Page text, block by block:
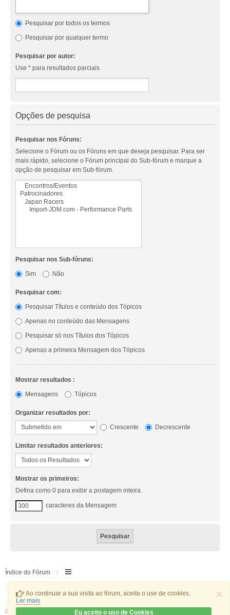
×
Ao continuar a sua visita ao fórum, aceita o use de cookies.
Ler mais
Eu aceito o uso de Cookies
Pesquisar por todos os termos
Pesquisar por qualquer termo
Pesquisar por autor:
Use * para resultados parciais
Opções de pesquisa
Pesquisar nos Fóruns:
Selecione o Fórum ou os Fóruns em que deseja pesquisar. Para ser
mais rápido, selecione o Fórum principal do Sub-fórum e marque a
opção de pesquisar em Sub-fórum.
Pesquisar nos Sub-fóruns:
Sim
Não
Pesquisar com:
Pesquisar Títulos e conteúdo dos Tópicos
Apenas no conteúdo das Mensagens
Pesquisar só nos Títulos dos Tópicos
Apenas a primeira Mensagem dos Tópicos
Mostrar resultados :
Mensagens
Tópicos
Organizar resultados por:
Crescente
Decrescente
Limitar resultados anteriores:
Mostrar os primeiros:
Defina como 0 para exibir a postagem inteira.
caracteres da Mensagem
Índice do Fórum
Desenvolvido por ® Forum Software © phpBB Limited